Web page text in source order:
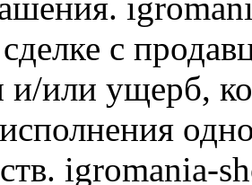
с
и/или ущерб,
igromania-